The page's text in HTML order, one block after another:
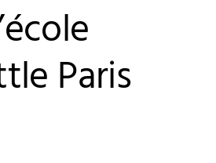
Paris